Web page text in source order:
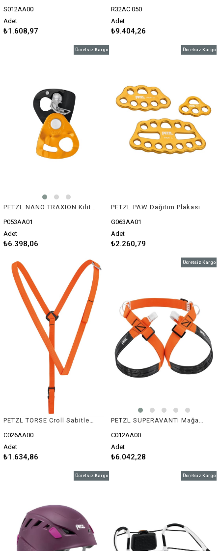
S012AA00
Adet
₺1.608,97
R32AC 050
Adet
₺9.404,26
PETZL NANO TRAXION Kilitli Makara
P053AA01
Adet
₺6.398,06
Ücretsiz Kargo
PETZL PAW Dağıtım Plakası
G063AA01
Adet
₺2.260,79
Ücretsiz Kargo
C026AA00
Adet
₺1.634,86
C012AA00
Adet
₺6.042,28
Ücretsiz Kargo
Ücretsiz Kargo Ücretsiz Kargo